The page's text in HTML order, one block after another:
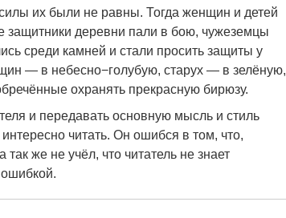
их были не равны. Тогда женщин и детей
защитники деревни пали в бою, чужеземцы
среди камней и стали просить защиты у
— в небесно−голубую, старух — в зелёную,
охранять прекрасную бирюзу.
и передавать основную мысль и стиль
читать. Он ошибся в том, что,
же не учёл, что читатель не знает